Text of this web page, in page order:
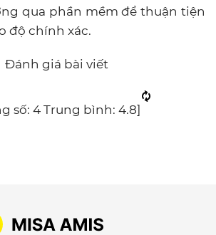
qua phần mềm để thuận tiện
độ chính xác.
Đánh giá bài viết
số: 4Trung bình: 4.8]